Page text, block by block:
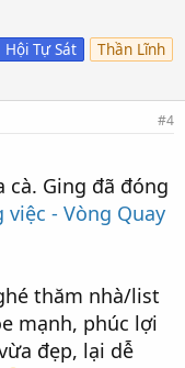
Hội Tự Sát
Thần Lĩnh
#4
Ging đã đóng
việc - Vòng Quay
thăm nhà/list
mạnh, phúc lợi
đẹp, lại dễ